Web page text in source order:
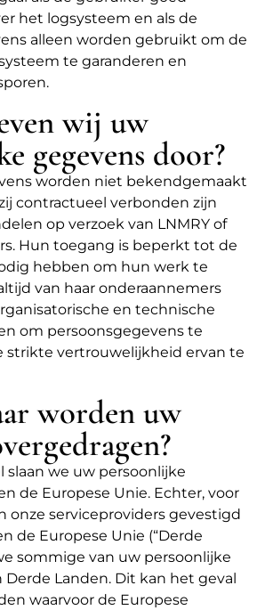
het logsysteem en als de
alleen worden gebruikt om de
te garanderen en
wij uw
gegevens door?
worden niet bekendgemaakt
contractueel verbonden zijn
op verzoek van LNMRY of
Hun toegang is beperkt tot de
hebben om hun werk te
van haar onderaannemers
en technische
om persoonsgegevens te
strikte vertrouwelijkheid ervan te
worden uw
slaan we uw persoonlijke
de Europese Unie. Echter, voor
onze serviceproviders gevestigd
de Europese Unie (“Derde
sommige van uw persoonlijke
Derde Landen. Dit kan het geval
waarvoor de Europese